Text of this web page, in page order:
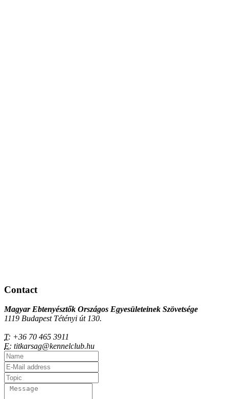
Contact
Magyar Ebtenyésztők Országos Egyesületeinek Szövetsége
1119 Budapest Tétényi út 130.
T: +36 70 465 3911
E: titkarsag@kennelclub.hu